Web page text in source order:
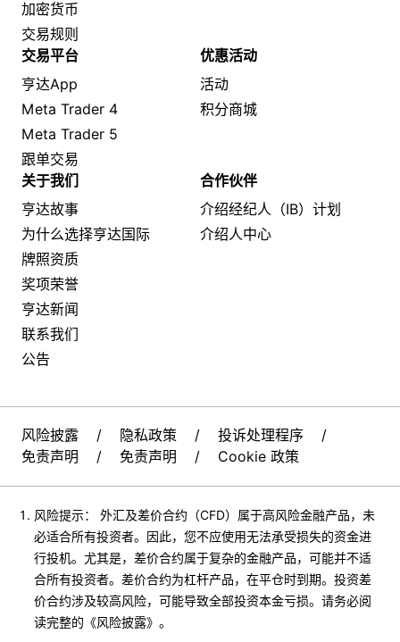
加密货币
交易规则
交易平台
亨达App
Meta Trader 4
Meta Trader 5
跟单交易
优惠活动
活动
积分商城
关于我们
亨达故事
为什么选择亨达国际
牌照资质
奖项荣誉
亨达新闻
联系我们
公告
合作伙伴
介绍经纪人（IB）计划
介绍人中心
风险披露 / 隐私政策 / 投诉处理程序
/
免责声明
/ 免责声明 / Cookie 政策
风险提示： 外汇及差价合约（CFD）属于高风险金融产品，未
必适合所有投资者。因此，您不应使用无法承受损失的资金进
行投机。尤其是，差价合约属于复杂的金融产品，可能并不适
合所有投资者。差价合约为杠杆产品，在平仓时到期。投资差
价合约涉及较高风险，可能导致全部投资本金亏损。请务必阅
读完整的《风险披露》。